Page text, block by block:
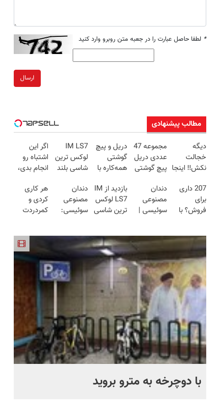
* لطفا حاصل عبارت را در جعبه متن روبرو وارد کنید
ارسال
مطالب پیشنهادی
دیگه
خجالت
نکش‼️ اینجا
بکار
(تضمینی)
مجموعه 47
عددی دریل
پیچ گوشتی
(تخفیف به
مدت
محدود)
دریل و پیچ
گوشتی
همه‌کاره با
هوشمند ⚙️
(نصف
قیمت بازار
IM LS7
لوکس ترین
شاسی بلند
اگر این
اشتباه رو
انجام بدی،
سخت‌تر
میشه.
207 داری
برای
فروش؟ با
قیمت
بفروش!
دندان
مصنوعی
سوئیسی |
طبیعی!
ویزیت
رایگان+پرداخت
اقساطی😍
بازدید از IM
LS7 لوکس
ترین شاسی
باشگاه
انقلاب
دندان
مصنوعی
سوئیسی:
اروپا، سبک
و مقاوم |
پرداخت
قسطی
هر کاری
کردی و
کمردردت
پرسشنامه و
دریافت راه
حل
با دوچرخه به مترو بروید